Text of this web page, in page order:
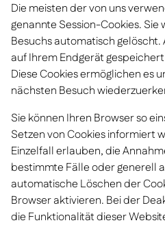
Die meisten der von uns
genannte Session-Cookies.
Besuchs automatisch
auf Ihrem Endgerät
Diese Cookies ermöglichen es
nächsten Besuch
Sie können Ihren Browser so
Setzen von Cookies informiert
Einzelfall erlauben, die
bestimmte Fälle oder generell
automatische Löschen der
Browser aktivieren. Bei der
die Funktionalität dieser